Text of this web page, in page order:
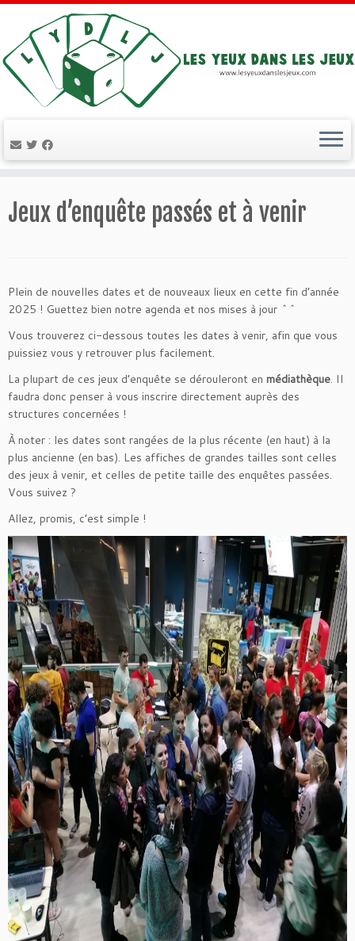
contenu
Jeux d’enquête passés et à venir
Plein de nouvelles dates et de nouveaux lieux en cette fin d’année
2025 ! Guettez bien notre agenda et nos mises à jour ^^
Vous trouverez ci-dessous toutes les dates à venir, afin que vous
puissiez vous y retrouver plus facilement.
La plupart de ces jeux d’enquête se dérouleront en médiathèque. Il
faudra donc penser à vous inscrire directement auprès des
structures concernées !
À noter : les dates sont rangées de la plus récente (en haut) à la
plus ancienne (en bas). Les affiches de grandes tailles sont celles
des jeux à venir, et celles de petite taille des enquêtes passées.
Vous suivez ?
Allez, promis, c’est simple !